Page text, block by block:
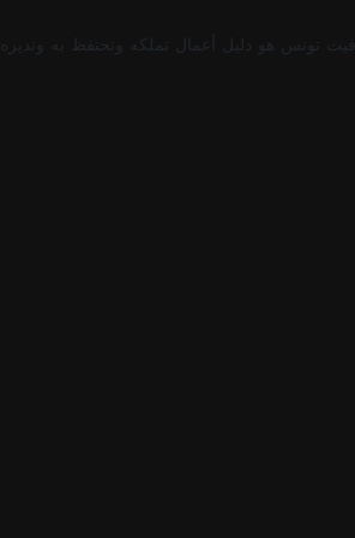
تونس هو دليل أعمال تملكه وتحتفظ به وتديره